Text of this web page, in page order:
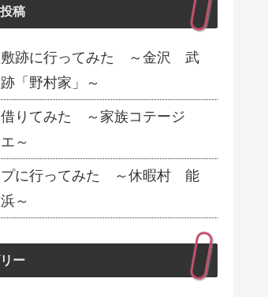
稿
敷跡に行ってみた ～金沢 武
「野村家」～
借りてみた ～家族コテージ
～
プに行ってみた ～休暇村 能
～
ー